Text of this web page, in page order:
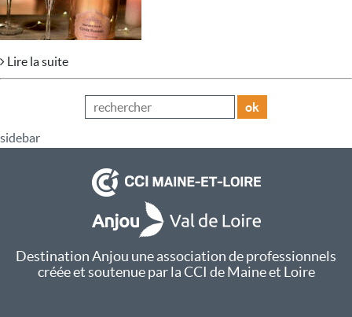
Lire la suite
ok
sidebar
Destination Anjou une association de professionnels
créée et soutenue par la CCI de Maine et Loire